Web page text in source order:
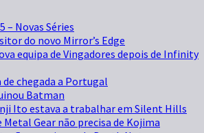
– Novas Séries
do novo Mirror’s Edge
equipa de Vingadores depois de Infinity
chegada a Portugal
Batman
Ito estava a trabalhar em Silent Hills
Gear não precisa de Kojima